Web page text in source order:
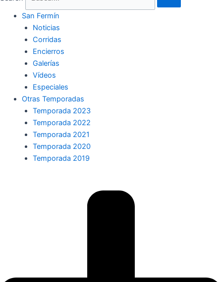
San Fermín
Noticias
Corridas
Encierros
Galerías
Vídeos
Especiales
Otras Temporadas
Temporada 2023
Temporada 2022
Temporada 2021
Temporada 2020
Temporada 2019